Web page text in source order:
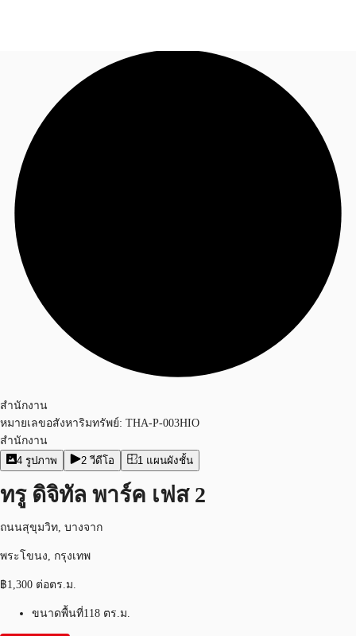
พื้นที่สำนักงาน
เฟล็กสเปซ
+6626246471
สำนักงาน
หมายเลขอสังหาริมทรัพย์: THA-P-003HIO
สำนักงาน
4 รูปภาพ 2 วีดีโอ 1 แผนผังชั้น
ทรู ดิจิทัล พาร์ค เฟส 2
ถนนสุขุมวิท, บางจาก
พระโขนง, กรุงเทพ
฿1,300 ต่อตร.ม.
ขนาดพื้นที่118 ตร.ม.